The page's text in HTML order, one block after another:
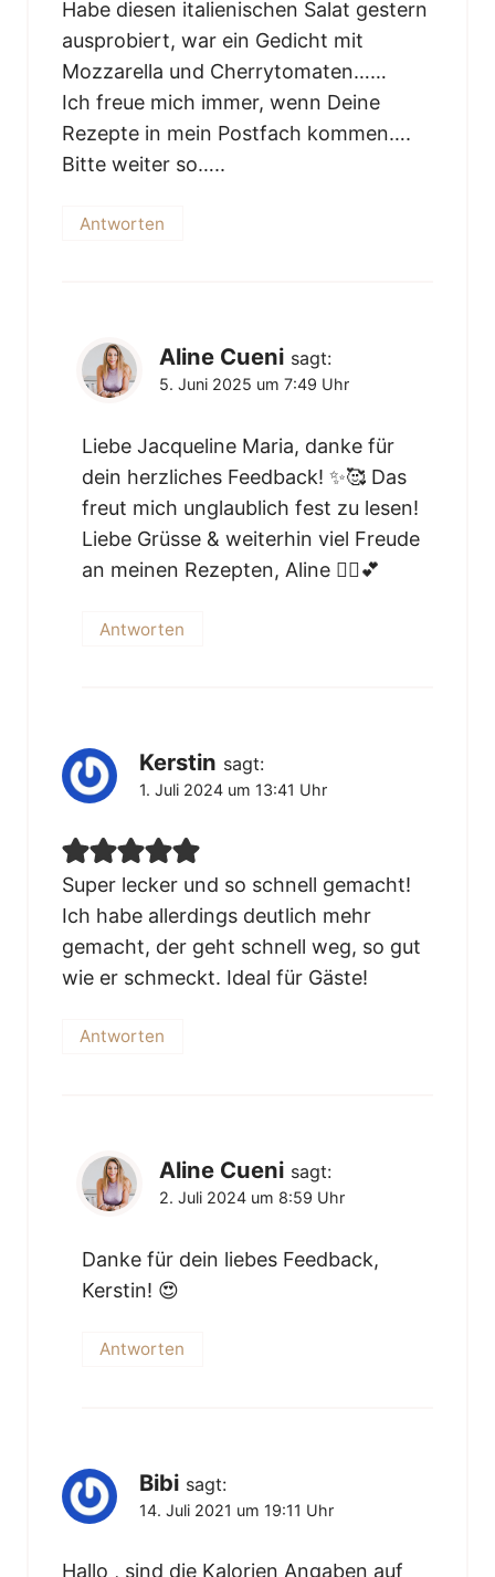
Habe diesen italienischen Salat gestern
ausprobiert, war ein Gedicht mit
Mozzarella und Cherrytomaten……
Ich freue mich immer, wenn Deine
Rezepte in mein Postfach kommen….
Bitte weiter so…..
Antworten
Aline Cueni sagt:
5. Juni 2025 um 7:49 Uhr
Liebe Jacqueline Maria, danke für
dein herzliches Feedback! ✨🥰 Das
freut mich unglaublich fest zu lesen!
Liebe Grüsse & weiterhin viel Freude
an meinen Rezepten, Aline 👱‍♀️💕
Antworten
Kerstin sagt:
1. Juli 2024 um 13:41 Uhr
Super lecker und so schnell gemacht!
Ich habe allerdings deutlich mehr
gemacht, der geht schnell weg, so gut
wie er schmeckt. Ideal für Gäste!
Antworten
Aline Cueni sagt:
2. Juli 2024 um 8:59 Uhr
Danke für dein liebes Feedback,
Kerstin! 😍
Antworten
Bibi sagt:
14. Juli 2021 um 19:11 Uhr
Hallo , sind die Kalorien Angaben auf